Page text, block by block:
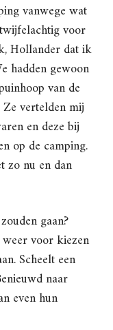
vanwege wat
voor
Hollander dat ik
hadden gewoon
van de
vertelden mij
en deze bij
op de camping.
zo nu en dan
gaan?
voor kiezen
Scheelt een
naar
even hun